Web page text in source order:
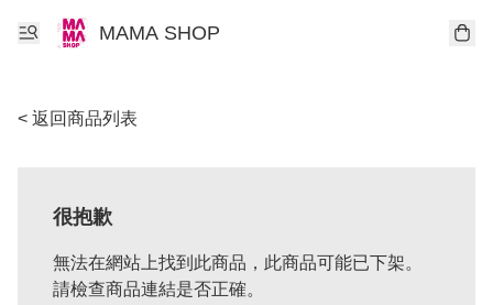
MAMA SHOP
< 返回商品列表
很抱歉
無法在網站上找到此商品，此商品可能已下架。
請檢查商品連結是否正確。